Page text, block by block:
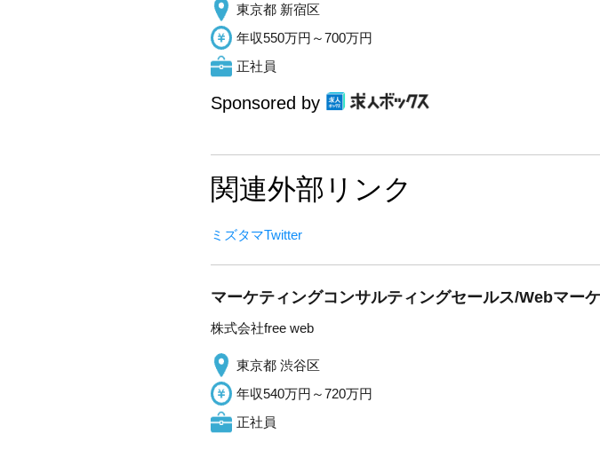
東京都 新宿区
年収550万円～700万円
正社員
Sponsored by
関連外部リンク
ミズタマTwitter
マーケティングコンサルティングセールス/Webマー
株式会社free web
東京都 渋谷区
年収540万円～720万円
正社員